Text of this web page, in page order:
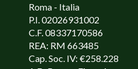
Roma - Italia
P.I. 02026931002
C.F. 08337170586
REA: RM 663485
Cap. Soc. IV: €258.228